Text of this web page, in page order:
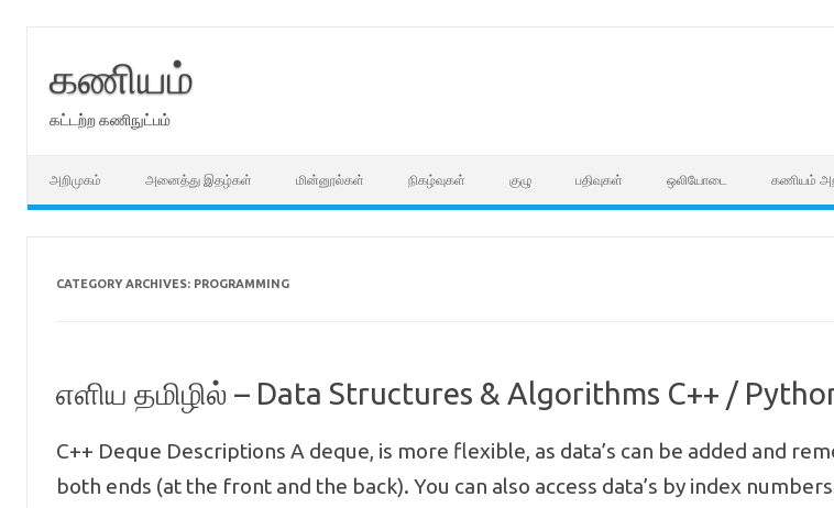
கணியம்
கட்டற்ற கணிநுட்பம்
அறிமுகம் அனைத்து இதழ்கள் மின்னூல்கள் நிகழ்வுகள் குழு பதிவுகள் ஒலியோடை கணியம்
CATEGORY ARCHIVES: PROGRAMMING
எளிய தமிழில் – Data Structures & Algorithms C++ /
C++ Deque Descriptions A deque, is more flexible, as data’s can be added and
both ends (at the front and the back). You can also access data’s by index